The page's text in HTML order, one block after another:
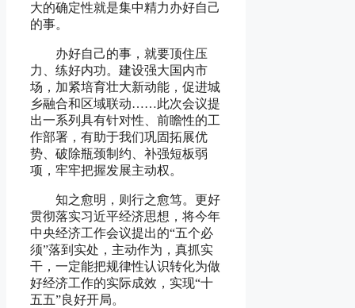
大的确定性就是集中精力办好自己
的事。
办好自己的事，就要顶住压
力、练好内功。建设强大国内市
场，加紧培育壮大新动能，促进城
乡融合和区域联动……此次会议提
出一系列具有针对性、前瞻性的工
作部署，有助于我们巩固拓展优
势、破除瓶颈制约、补强短板弱
项，牢牢把握发展主动权。
知之愈明，则行之愈笃。更好
贯彻落实习近平经济思想，将今年
中央经济工作会议提出的“五个必
须”落到实处，主动作为，真抓实
干，一定能把规律性认识转化为做
好经济工作的实际成效，实现“十
五五”良好开局。